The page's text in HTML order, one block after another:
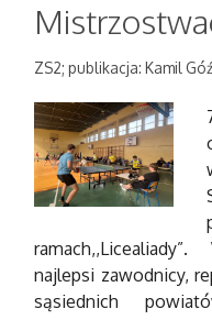
ZS2; publikacja: Kamil
najlepsi zawodnicy,
sąsiednich